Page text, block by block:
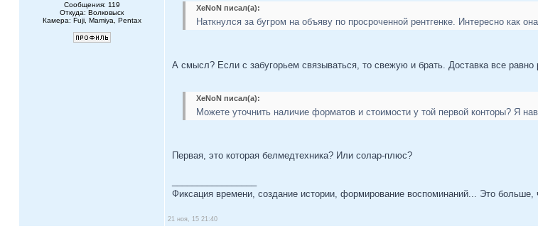
Сообщения: 119
Откуда: Волковыск
Камера: Fuji, Mamiya, Pentax
XeNoN писал(а):
Наткнулся за бугром на объяву по просроченной рентгенке. Интересно как
А смысл? Если с забугорьем связываться, то свежую и брать. Доставка все равно
XeNoN писал(а):
Можете уточнить наличие форматов и стоимости у той первой конторы? Я
Первая, это которая белмедтехника? Или солар-плюс?
Фиксация времени, создание истории, формирование воспоминаний... Это
21 ноя, 15 21:40